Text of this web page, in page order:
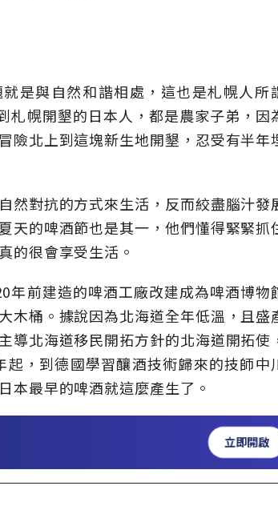
是與自然和諧相處，這也是札幌人所
札幌開墾的日本人，都是農家子弟，因
險北上到這塊新生地開墾，忍受有半年
然對抗的方式來生活，反而絞盡腦汁發
天的啤酒節也是其一，他們懂得緊緊抓
的很會享受生活。
前建造的啤酒工廠改建成為啤酒博物
木桶。據說因為北海道全年低溫，且盛
導北海道移民開拓方針的北海道開拓使
，到德國學習釀酒技術歸來的技師中
本最早的啤酒就這麼產生了。
立即開啟